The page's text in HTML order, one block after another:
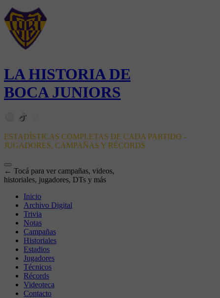
LA HISTORIA DE
BOCA JUNIORS
ESTADÍSTICAS COMPLETAS DE CADA PARTIDO -
JUGADORES, CAMPAÑAS Y RÉCORDS
← Tocá para ver campañas, videos,
historiales, jugadores, DTs y más
Inicio
Archivo Digital
Trivia
Notas
Campañas
Historiales
Estadios
Jugadores
Técnicos
Récords
Videoteca
Contacto